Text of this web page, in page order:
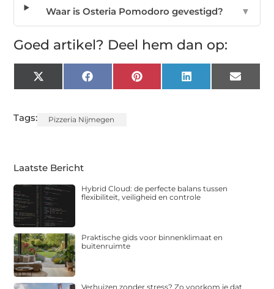
Waar is Osteria Pomodoro gevestigd? ▼
Goed artikel? Deel hem dan op:
X
(Twitter)
FacebookPinterest LinkedIn Email
Tags: Pizzeria Nijmegen
Laatste Bericht
Hybrid Cloud: de perfecte balans tussen
flexibiliteit, veiligheid en controle
Praktische gids voor binnenklimaat en
buitenruimte
Verhuizen zonder stress? Zo voorkom je dat